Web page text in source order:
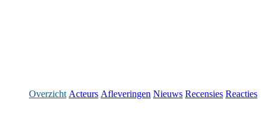
Overzicht Acteurs Afleveringen Nieuws Recensies Reacties